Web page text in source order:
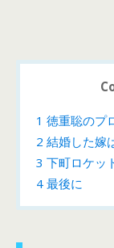
1 徳重聡のプ
2 結婚した嫁
3 下町ロケッ
4 最後に